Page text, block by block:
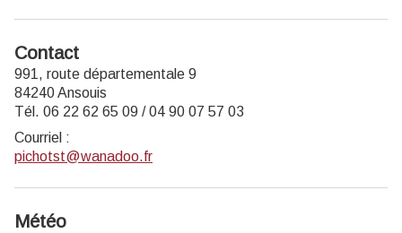
Contact
991, route départementale 9
84240 Ansouis
Tél. 06 22 62 65 09 / 04 90 07 57 03
Courriel :
pichotst@wanadoo.fr
Météo